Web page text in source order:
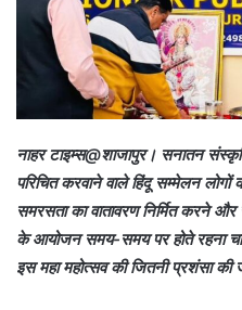
i
l
नाहर टाइम्स@शाजापुर। सनातन
परिचित करवाने वाले हिंदू सम्मेलन
समरसता का वातावरण निर्मित करने
के आयोजन समय-समय पर होते रहना
इस महा महोत्सव की जितनी प्रशंसा